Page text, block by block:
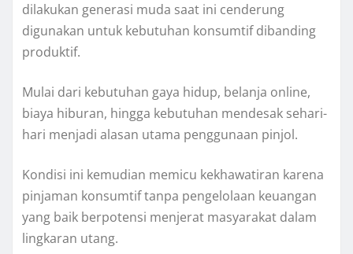
dilakukan generasi muda saat ini cenderung
digunakan untuk kebutuhan konsumtif dibanding
produktif.
Mulai dari kebutuhan gaya hidup, belanja online,
biaya hiburan, hingga kebutuhan mendesak sehari-
hari menjadi alasan utama penggunaan pinjol.
Kondisi ini kemudian memicu kekhawatiran karena
pinjaman konsumtif tanpa pengelolaan keuangan
yang baik berpotensi menjerat masyarakat dalam
lingkaran utang.